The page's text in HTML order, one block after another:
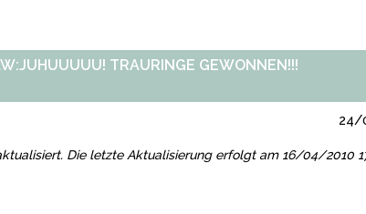
TRAURINGE GEWONNEN!!!
24/
Die letzte Aktualisierung erfolgt am 16/04/2010